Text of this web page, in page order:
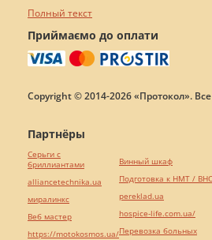
Полный текст
Приймаємо до оплати
Copyright © 2014-2026 «Протокол».
Партнёры
Серьги с
бриллиантами
alliancetechnika.ua
миралинкс
Веб мастер
https://motokosmos.ua/
Винный шкаф
Подготовка к НМТ /
pereklad.ua
hospice-life.com.ua/
Перевозка больных